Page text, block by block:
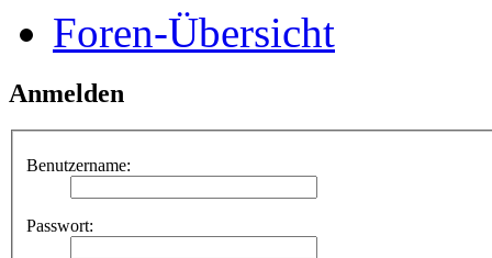
Foren-Übersicht
Anmelden
Benutzername:
Passwort: